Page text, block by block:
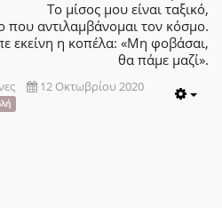
Το μίσος μου είναι ταξικό,
που αντιλαμβάνομαι τον κόσμο.
εκείνη η κοπέλα: «Μη φοβάσαι,
θα πάμε μαζί».
12 Οκτωβρίου 2020